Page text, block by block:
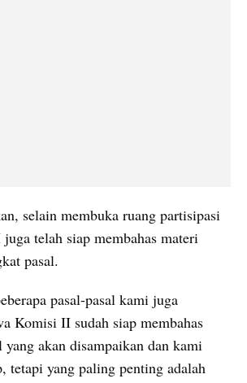
selain membuka ruang partisipasi
telah siap membahas materi
pasal.
pasal-pasal kami juga
Komisi II sudah siap membahas
yang akan disampaikan dan kami
tetapi yang paling penting adalah